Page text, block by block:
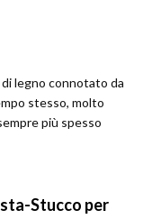
legno connotato da
stesso, molto
più spesso
Stucco per